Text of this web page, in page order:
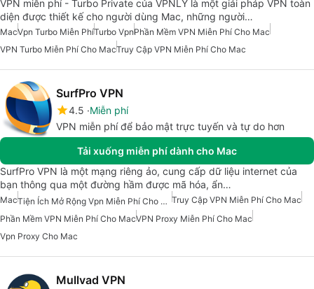
VPN miễn phí - Turbo Private của VPNLY là một giải pháp VPN toàn
diện được thiết kế cho người dùng Mac, những người…
MacVpn Turbo Miễn PhíTurbo VpnPhần Mềm VPN Miễn Phí Cho Mac
VPN Turbo Miễn Phí Cho MacTruy Cập VPN Miễn Phí Cho Mac
SurfPro VPN
4.5 Miễn phí
VPN miễn phí để bảo mật trực tuyến và tự do hơn
Tải xuống miễn phí dành cho Mac
SurfPro VPN là một mạng riêng ảo, cung cấp dữ liệu internet của
bạn thông qua một đường hầm được mã hóa, ẩn…
Mac Tiện Ích Mở Rộng Vpn Miễn Phí Cho Mac Truy Cập VPN Miễn Phí Cho Mac
Phần Mềm VPN Miễn Phí Cho MacVPN Proxy Miễn Phí Cho Mac
Vpn Proxy Cho Mac
Mullvad VPN